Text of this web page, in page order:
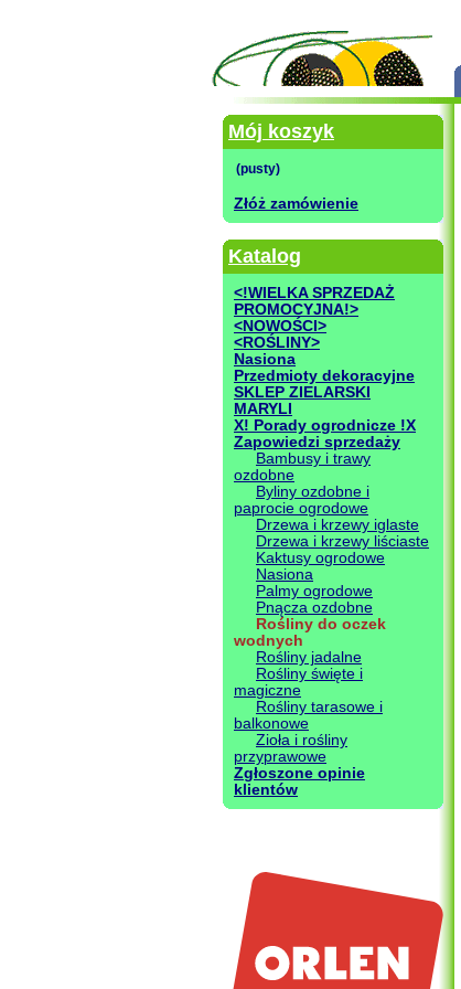
Mój koszyk
Złóż zamówienie
Katalog
<!WIELKA SPRZEDAŻ
PROMOCYJNA!>
<NOWOŚCI>
<ROŚLINY>
Nasiona
Przedmioty dekoracyjne
SKLEP ZIELARSKI
MARYLI
X! Porady ogrodnicze !X
Zapowiedzi sprzedaży
Bambusy i trawy
ozdobne
Byliny ozdobne i
paprocie ogrodowe
Drzewa i krzewy iglaste
Drzewa i krzewy liściaste
Kaktusy ogrodowe
Nasiona
Palmy ogrodowe
Pnącza ozdobne
Rośliny do oczek
wodnych
Rośliny jadalne
Rośliny święte i
magiczne
Rośliny tarasowe i
balkonowe
Zioła i rośliny
przyprawowe
Zgłoszone opinie
klientów